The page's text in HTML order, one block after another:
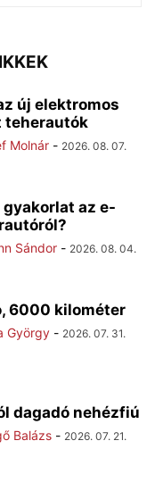
új elektromos
teherautók
Molnár - 2026. 08. 07.
az e-
Sándor - 2026. 08. 04.
6000 kilométer
György - 2026. 07. 31.
dagadó nehézfiú
Balázs - 2026. 07. 21.